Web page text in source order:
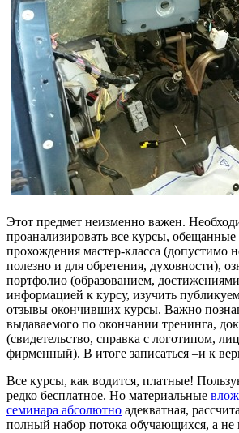
Этот предмет неизменно важен.
проанализировать все курсы,
прохождения мастер-класса (допустимо
полезно и для обретения, духовности),
портфолио (образованием,
информацией к курсу, изучить
отзывы окончивших курсы. Важно
выдаваемого по окончании тренинга,
(свидетельство, справка с логотипом,
фирменный). В итоге записаться –и к
Все курсы, как водится, платные!
редко бесплатное. Но материальные
семинара абсолютно адекватная,
полный набор потока обучающихся, а не